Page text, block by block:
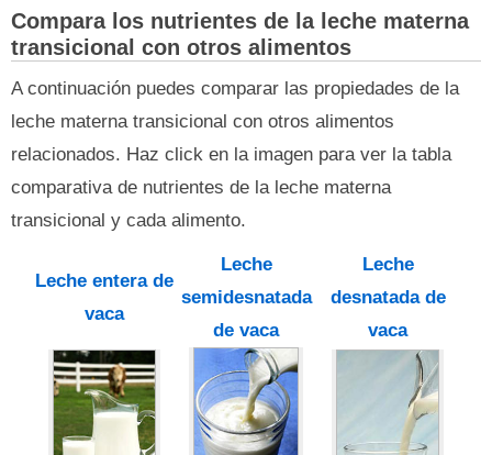
Compara los nutrientes de la leche materna
transicional con otros alimentos
A continuación puedes comparar las propiedades de la
leche materna transicional con otros alimentos
relacionados. Haz click en la imagen para ver la tabla
comparativa de nutrientes de la leche materna
transicional y cada alimento.
Leche entera de
vaca
Leche
semidesnatada
de vaca
Leche
desnatada de
vaca